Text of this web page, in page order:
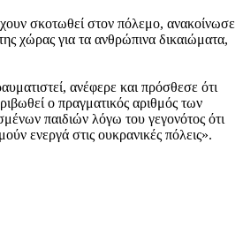
σκοτωθεί στον πόλεμο, ανακοίνωσε
χώρας για τα ανθρώπινα δικαιώματα,
ανέφερε και πρόσθεσε ότι
ο πραγματικός αριθμός των
παιδιών λόγω του γεγονότος ότι
ενεργά στις ουκρανικές πόλεις».